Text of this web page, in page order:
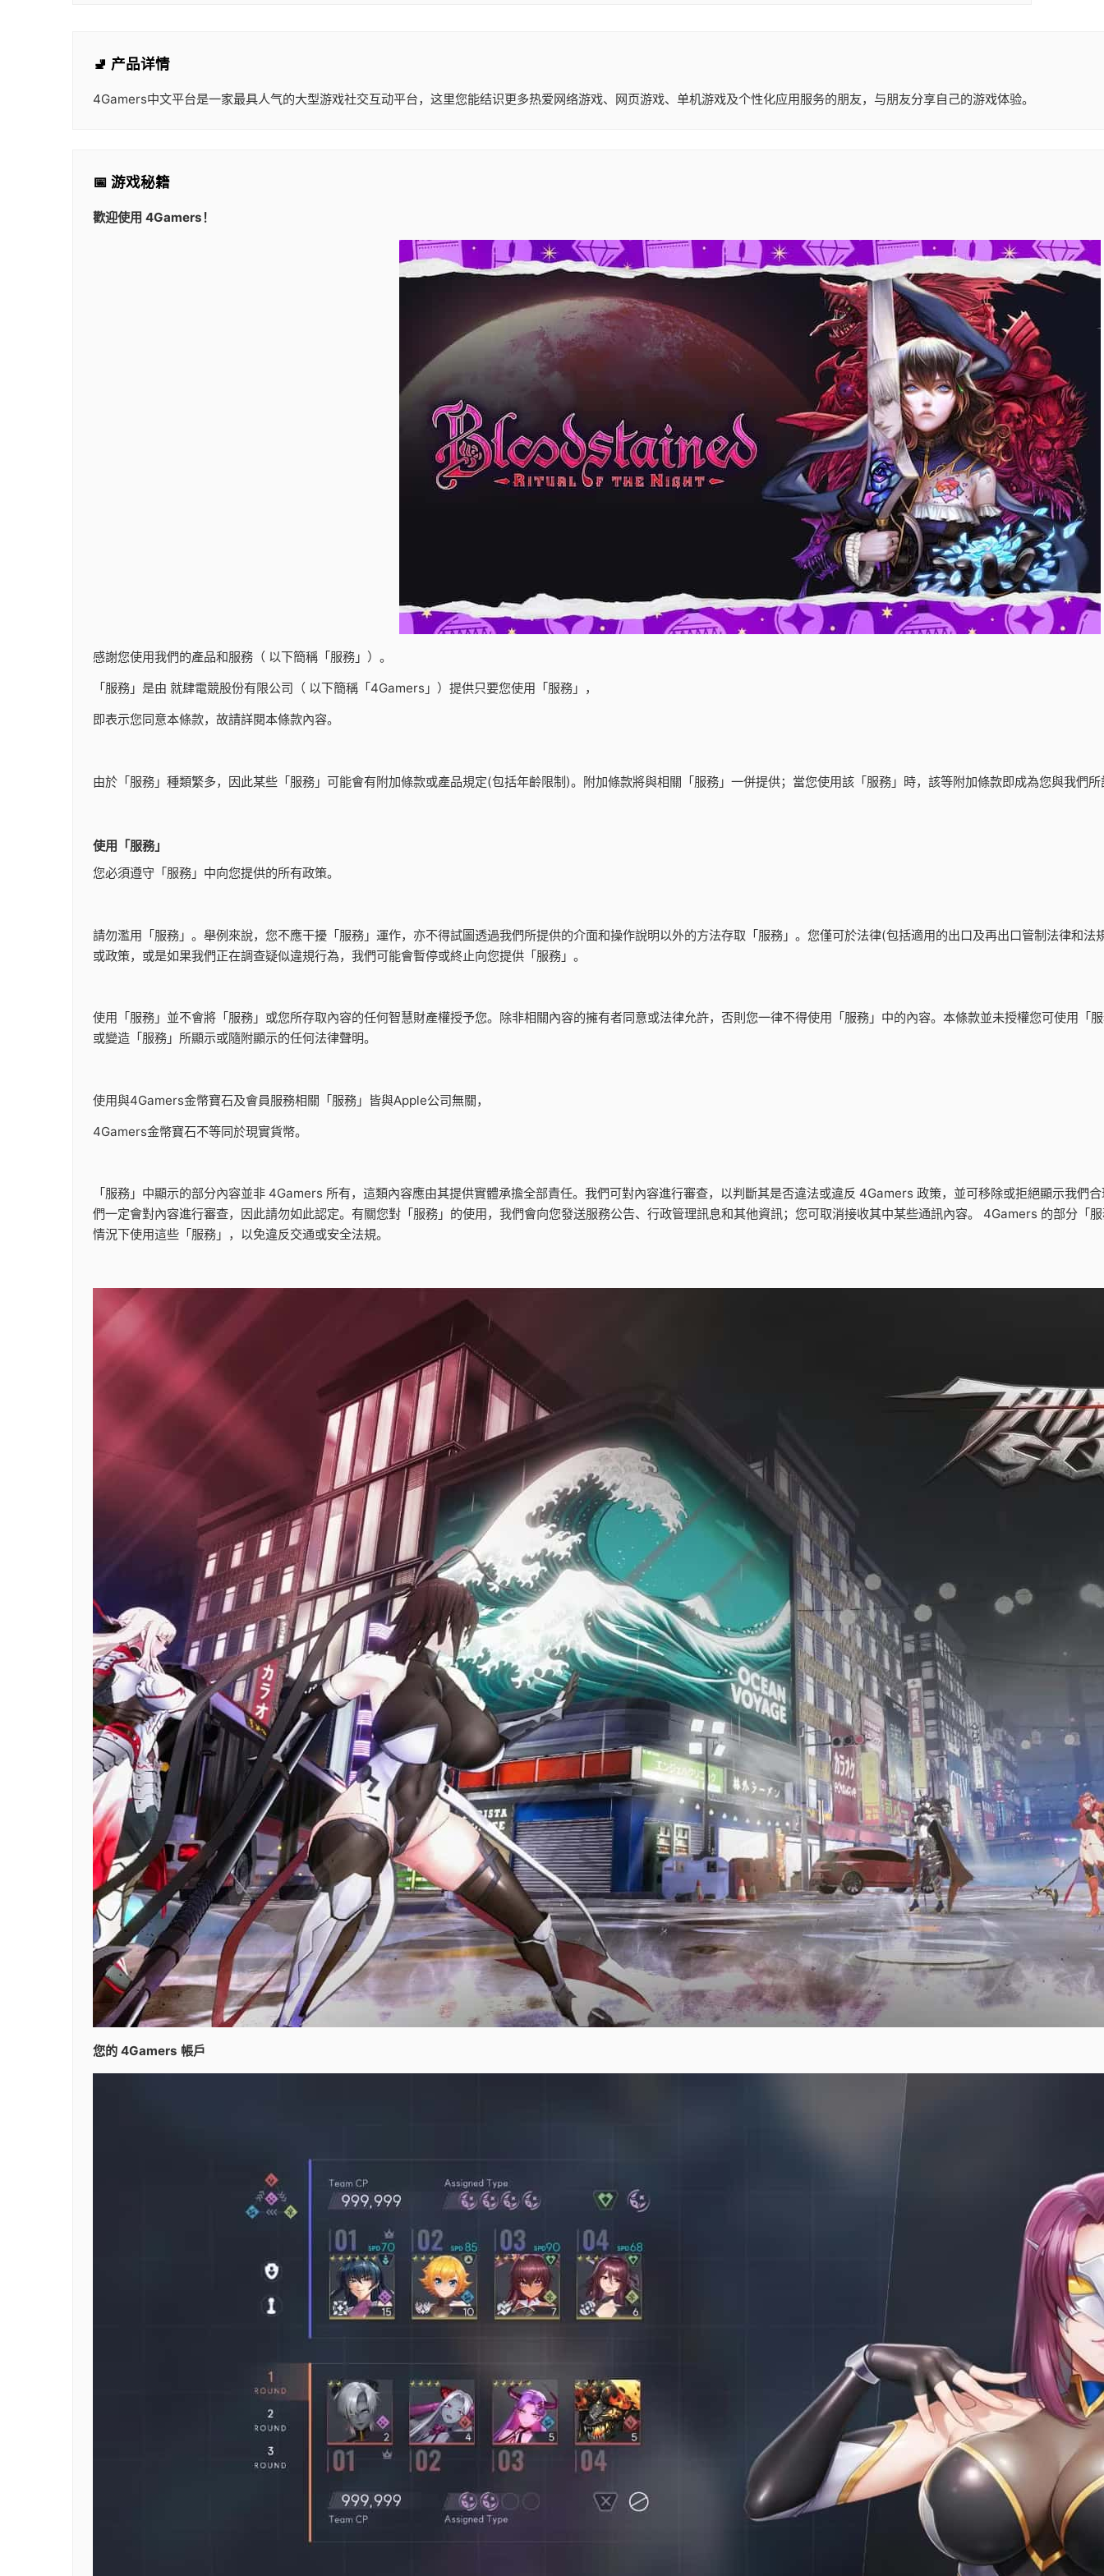
🚽 产品详情
4Gamers中文平台是一家最具人气的大型游戏社交互动平台，这里您能结识更多热爱网络游戏、网页游戏、单机游戏及个性化应用服务的朋友，与朋友分享自己的游戏体验。
📅 游戏秘籍
歡迎使用 4Gamers！
感謝您使用我們的產品和服務（ 以下簡稱「服務」）。
「服務」是由 就肆電競股份有限公司（ 以下簡稱「4Gamers」）提供只要您使用「服務」，
即表示您同意本條款，故請詳閱本條款內容。
由於「服務」種類繁多，因此某些「服務」可能會有附加條款或產品規定(包括年齡限制)。附加條款將與相關「服務」一併提供；當您使用該「服務」時，該等附加條款即成為您與我們
使用「服務」
您必須遵守「服務」中向您提供的所有政策。
請勿濫用「服務」。舉例來說，您不應干擾「服務」運作，亦不得試圖透過我們所提供的介面和操作說明以外的方法存取「服務」。您僅可於法律(包括適用的出口及再出口管制法律和
或政策，或是如果我們正在調查疑似違規行為，我們可能會暫停或終止向您提供「服務」。
使用「服務」並不會將「服務」或您所存取內容的任何智慧財產權授予您。除非相關內容的擁有者同意或法律允許，否則您一律不得使用「服務」中的內容。本條款並未授權您可使用「
或變造「服務」所顯示或隨附顯示的任何法律聲明。
使用與4Gamers金幣寶石及會員服務相關「服務」皆與Apple公司無關，
4Gamers金幣寶石不等同於現實貨幣。
「服務」中顯示的部分內容並非 4Gamers 所有，這類內容應由其提供實體承擔全部責任。我們可對內容進行審查，以判斷其是否違法或違反 4Gamers 政策，並可移除或拒絕顯示我們
們一定會對內容進行審查，因此請勿如此認定。有關您對「服務」的使用，我們會向您發送服務公告、行政管理訊息和其他資訊；您可取消接收其中某些通訊內容。 4Gamers 的部分「
情況下使用這些「服務」，以免違反交通或安全法規。
您的 4Gamers 帳戶